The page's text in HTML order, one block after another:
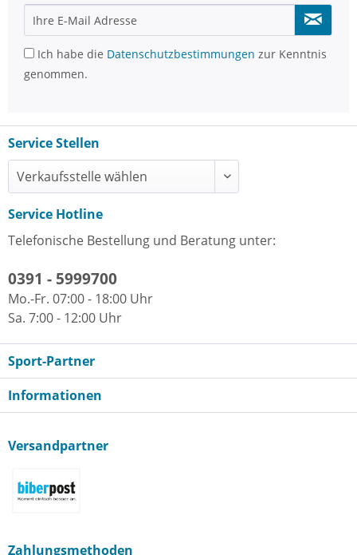
Ich habe die Datenschutzbestimmungen zur Kenntnis
genommen.
Service Stellen
Service Hotline
Telefonische Bestellung und Beratung unter:
0391 - 5999700
Mo.-Fr. 07:00 - 18:00 Uhr
Sa. 7:00 - 12:00 Uhr
Sport-Partner
Informationen
Versandpartner
Zahlungsmethoden